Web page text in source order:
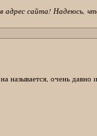
адрес сайта! Надеюсь,
называется, очень